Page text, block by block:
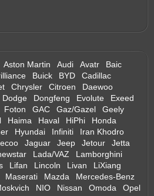
Aston Martin Audi Avatr
Baic
Buick BYD
Cadillac
Chrysler Citroen
Daewoo
Dodge Dongfeng Evolute
Exeed
Foton GAC Gaz/Gazel
Geely
Haima Haval HiPhi
Honda
Hyundai Infiniti
Iran Khodro
Jaguar Jeep Jetour
Jetta
Lada/VAZ
Lamborghini
Lifan Lincoln Livan
LiXiang
Maserati Mazda
Mercedes-Benz
NIO Nissan Omoda
Opel